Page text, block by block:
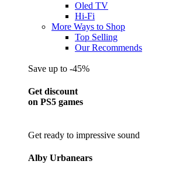
Oled TV
Hi-Fi
More Ways to Shop
Top Selling
Our Recommends
Save up to -45%
Get discount
on PS5 games
Get ready to impressive sound
Alby Urbanears